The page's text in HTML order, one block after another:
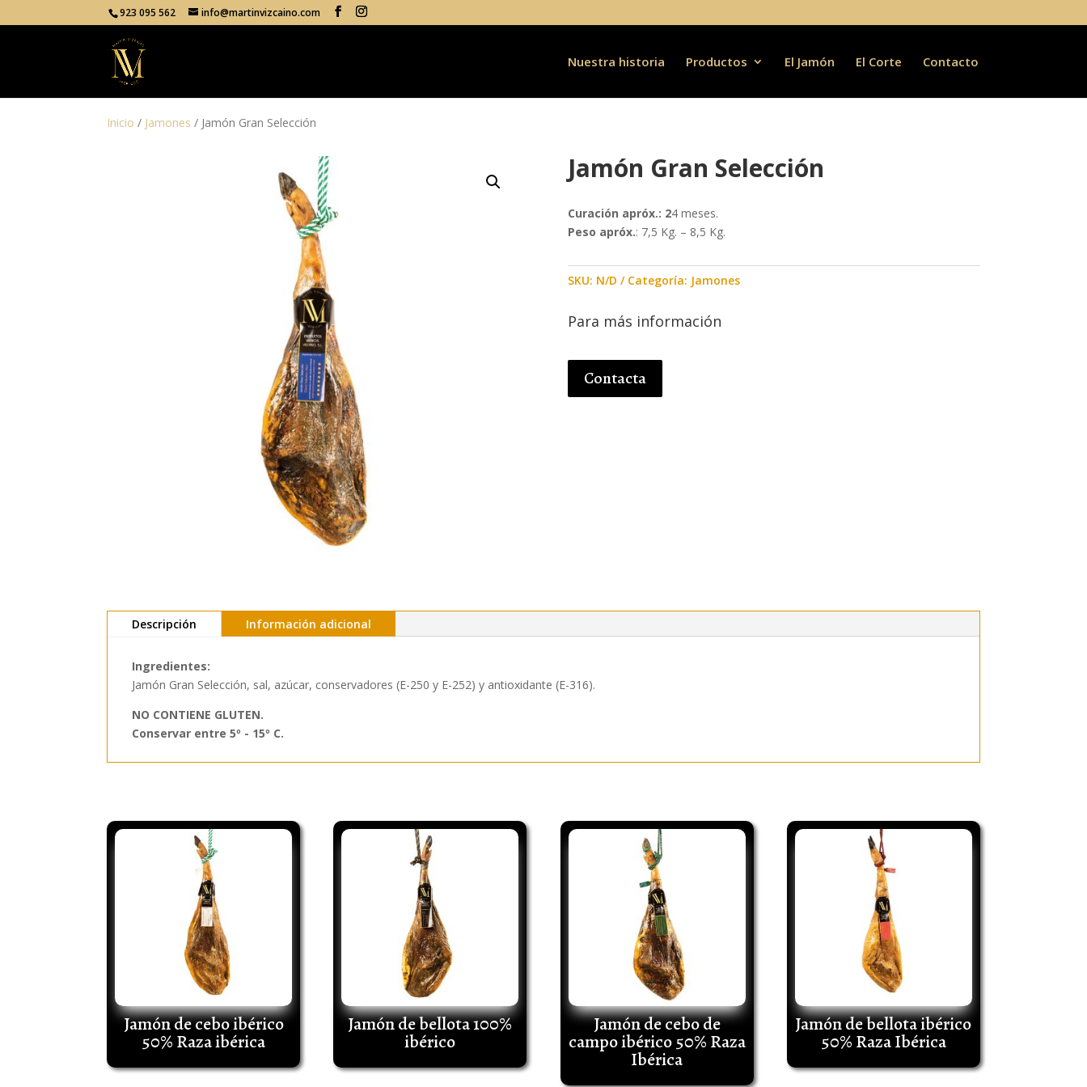
923 095 562 info@martinvizcaino.com
Nuestra historia Productos El Jamón El Corte Contacto
Inicio / Jamones / Jamón Gran Selección
Jamón Gran Selección
Curación apróx.: 24 meses.
Peso apróx.: 7,5 Kg. – 8,5 Kg.
SKU: N/D Categoría: Jamones
Para más información
Contacta
Descripción Información adicional
Ingredientes:
Jamón Gran Selección, sal, azúcar, conservadores (E-250 y E-252) y antioxidante (E-316).
NO CONTIENE GLUTEN.
Conservar entre 5º - 15º C.
Jamón de cebo ibérico
50% Raza ibérica
Jamón de bellota 100%
ibérico
Jamón de cebo de
campo ibérico 50% Raza
Ibérica
Jamón de bellota ibérico
50% Raza Ibérica